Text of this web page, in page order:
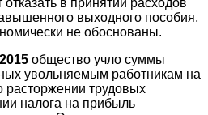
в принятии расходов
выходного пособия,
не обоснованы.
общество учло суммы
увольняемым работникам на
расторжении трудовых
налога на прибыль